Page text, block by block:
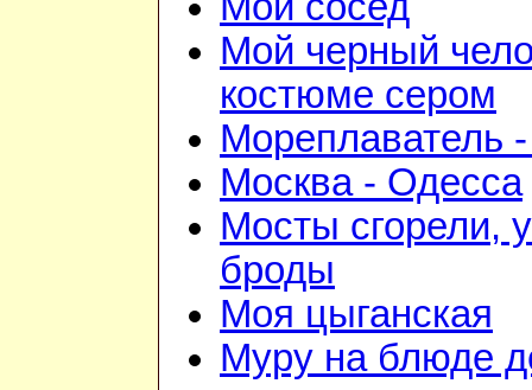
Мой черный
костюме сером
Мореплаватель
Москва - Одесса
Мосты сгорели,
броды
Моя цыганская
Муру на блюде